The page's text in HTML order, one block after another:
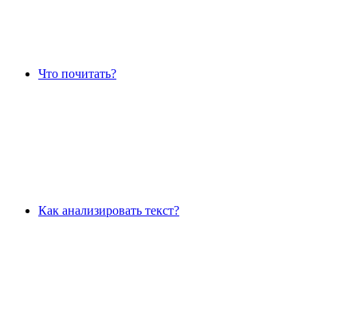
Что почитать?
Как анализировать текст?